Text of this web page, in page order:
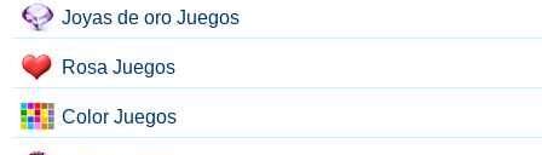
Joyas de oro Juegos
Rosa Juegos
Color Juegos